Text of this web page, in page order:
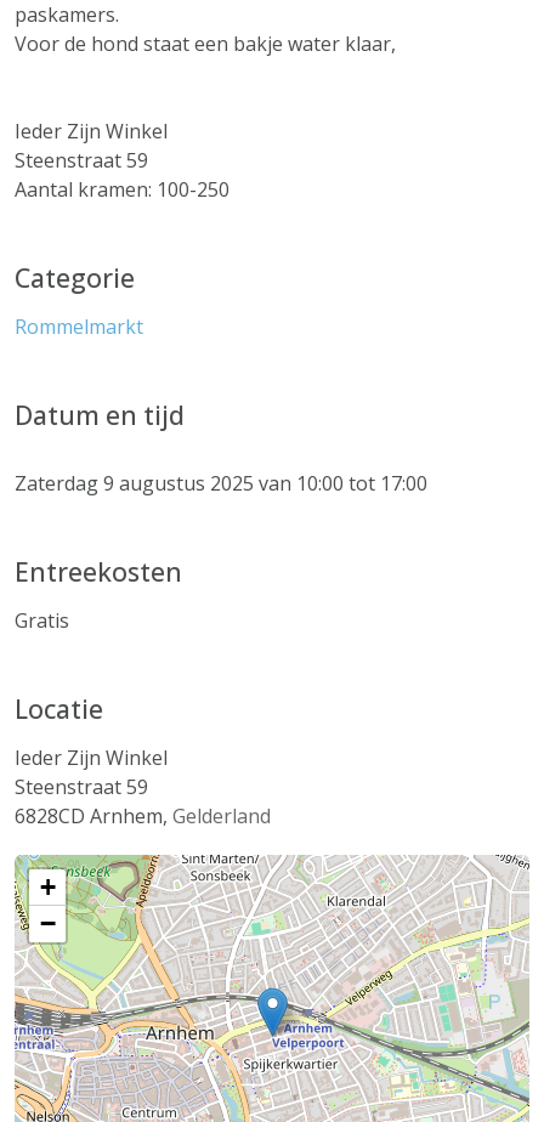
paskamers.
Voor de hond staat een bakje water klaar,
Ieder Zijn Winkel
Steenstraat 59
Aantal kramen: 100-250
Categorie
Rommelmarkt
Datum en tijd
Zaterdag 9 augustus 2025 van 10:00 tot 17:00
Entreekosten
Gratis
Locatie
Ieder Zijn Winkel
Steenstraat 59
6828CD Arnhem, Gelderland
+
−